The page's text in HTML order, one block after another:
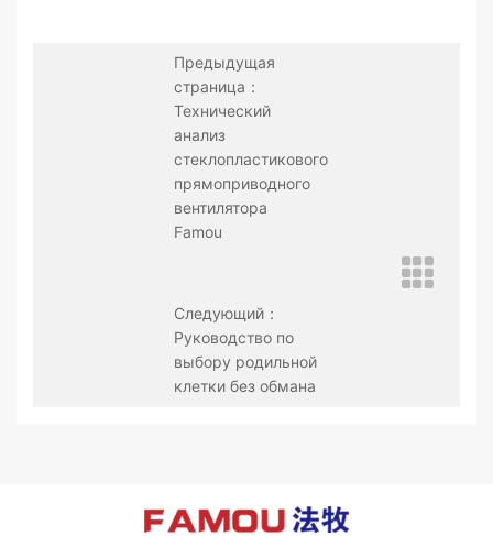
Предыдущая
страница：
Технический
анализ
стеклопластикового
прямоприводного
вентилятора
Famou
Следующий：
Руководство по
выбору родильной
клетки без обмана